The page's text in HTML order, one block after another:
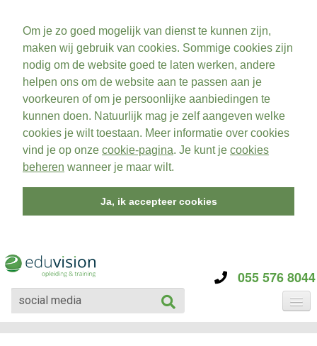
Om je zo goed mogelijk van dienst te kunnen zijn,
maken wij gebruik van cookies. Sommige cookies zijn
nodig om de website goed te laten werken, andere
helpen ons om de website aan te passen aan je
voorkeuren of om je persoonlijke aanbiedingen te
kunnen doen. Natuurlijk mag je zelf aangeven welke
cookies je wilt toestaan. Meer informatie over cookies
vind je op onze cookie-pagina. Je kunt je cookies
beheren wanneer je maar wilt.
Ja, ik accepteer cookies
055 576 8044
CATEGORIE